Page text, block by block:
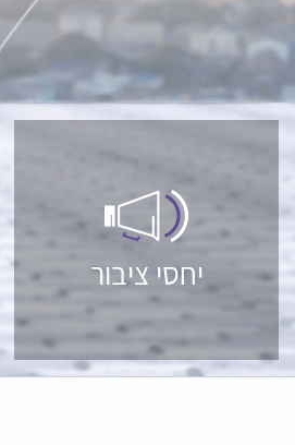
יחסי ציבור